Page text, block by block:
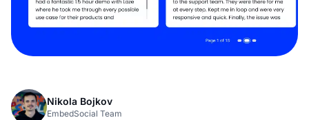
Nikola Bojkov
EmbedSocial Team